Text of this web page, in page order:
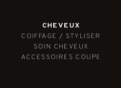
CHEVEUX
COIFFAGE / STYLISER
SOIN CHEVEUX
ACCESSOIRES COUPE